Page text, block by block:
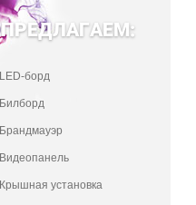
ПРЕДЛАГАЕМ:
LED-борд
Билборд
Брандмауэр
Видеопанель
Крышная установка